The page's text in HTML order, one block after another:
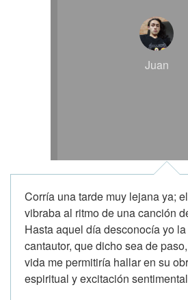
Juan
Corría una tarde muy lejana ya;
vibraba al ritmo de una canción
Hasta aquel día desconocía yo
cantautor, que dicho sea de
vida me permitiría hallar en su
espiritual y excitación